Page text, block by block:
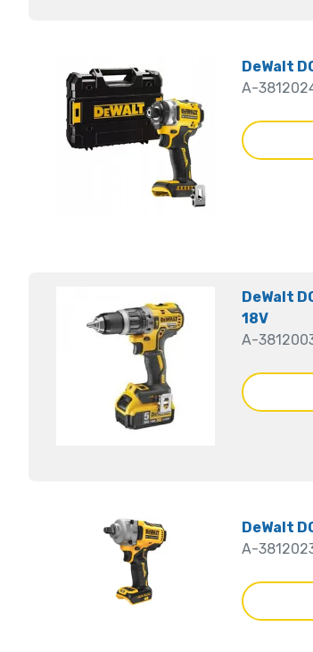
DeWalt
A-
DeWalt
18V
A-
DeWalt
A-